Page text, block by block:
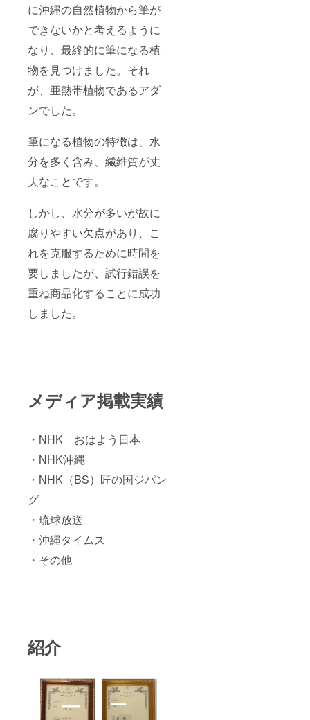
に沖縄の自然植物から筆が
できないかと考えるように
なり、最終的に筆になる植
物を見つけました。それ
が、亜熱帯植物であるアダ
ンでした。
筆になる植物の特徴は、水
分を多く含み、繊維質が丈
夫なことです。
しかし、水分が多いが故に
腐りやすい欠点があり、こ
れを克服するために時間を
要しましたが、試行錯誤を
重ね商品化することに成功
しました。
メディア掲載実績
・NHK おはよう日本
・NHK沖縄
・NHK（BS）匠の国ジパン
グ
・琉球放送
・沖縄タイムス
・その他
紹介